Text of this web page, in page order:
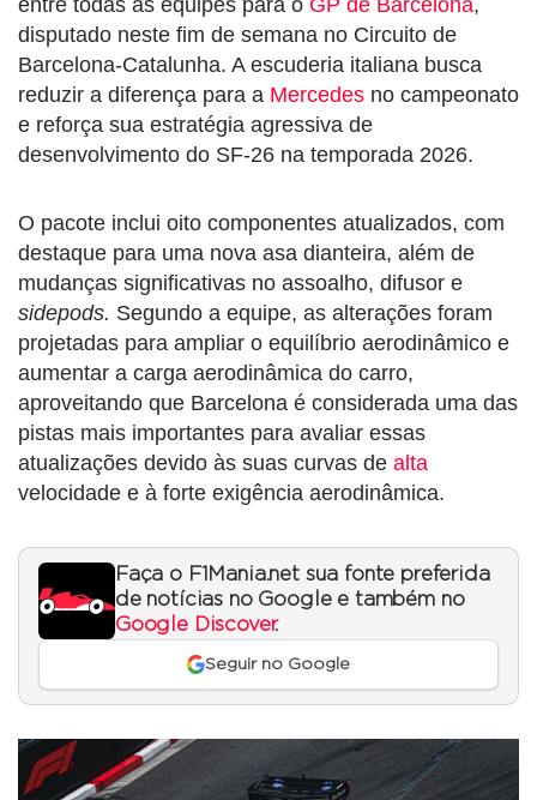
disputado neste fim de semana no Circuito de
Barcelona-Catalunha. A escuderia italiana busca
reduzir a diferença para a Mercedes no campeonato
e reforça sua estratégia agressiva de
desenvolvimento do SF-26 na temporada 2026.
O pacote inclui oito componentes atualizados, com
destaque para uma nova asa dianteira, além de
mudanças significativas no assoalho, difusor e
sidepods. Segundo a equipe, as alterações foram
projetadas para ampliar o equilíbrio aerodinâmico e
aumentar a carga aerodinâmica do carro,
aproveitando que Barcelona é considerada uma das
pistas mais importantes para avaliar essas
atualizações devido às suas curvas de alta
velocidade e à forte exigência aerodinâmica.
Faça o F1Mania.net sua fonte preferida
de notícias no Google e também no
Google Discover.
Seguir no Google